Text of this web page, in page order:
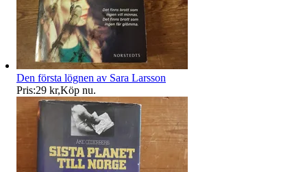
Den första lögnen av Sara Larsson
Pris:29 kr,Köp nu.